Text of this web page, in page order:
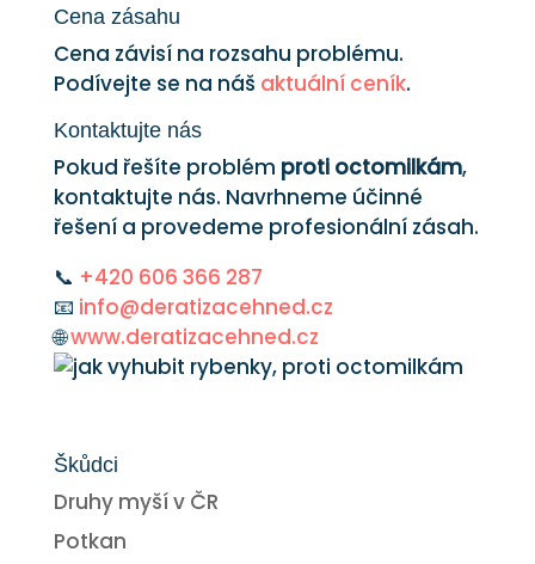
Cena zásahu
Cena závisí na rozsahu problému.
Podívejte se na náš aktuální ceník.
Kontaktujte nás
Pokud řešíte problém proti octomilkám,
kontaktujte nás. Navrhneme účinné
řešení a provedeme profesionální zásah.
📞 +420 606 366 287
📧 info@deratizacehned.cz
🌐www.deratizacehned.cz
Škůdci
Druhy myší v ČR
Potkan